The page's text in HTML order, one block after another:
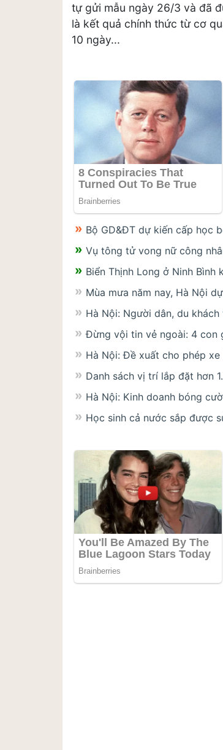
tự gửi mẫu ngày 26/3 và đã
là kết quả chính thức từ cơ
10 ngày...
Bộ GD&ĐT dự kiến cấp học
Vụ tông tử vong nữ công
Biển Thịnh Long ở Ninh
Mùa mưa năm nay, Hà Nội
Hà Nội: Người dân, du
Đừng vội tin vẻ ngoài: 4 con
Hà Nội: Đề xuất cho phép
Danh sách vị trí lắp đặt hơn
Hà Nội: Kinh doanh bóng
Học sinh cả nước sắp được